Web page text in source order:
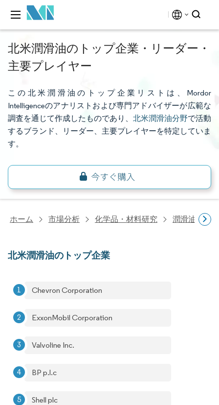
北米潤滑油のトップ企業・リーダー・
主要プレイヤー
この北米潤滑油のトップ企業リストは、Mordor
Intelligenceのアナリストおよび専門アドバイザーが広範な
調査を通じて作成したものであり、 北米潤滑油分野で活動
するブランド、リーダー、主要プレイヤーを特定していま
す。
ホーム 市場分析 化学品・材料研究 潤滑油・燃
北米潤滑油のトップ企業
Chevron Corporation
ExxonMobil Corporation
Valvoline Inc.
BP p.l.c
Shell plc